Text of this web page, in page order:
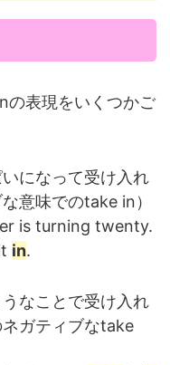
の表現をいくつかご
いになって受け入れ
意味でのtake in）
is turning twenty.
in.
うなことで受け入れ
ガティブなtake